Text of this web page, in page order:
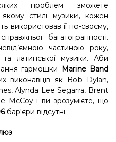
проблем зможете
якому стилі музики, кожен
використовав її по-своєму,
багатогранності.
частиною року,
латинської музики. Аби
гармошки
Marine Band
виконавців як Bob Dylan,
Alynda Lee Segarra, Brent
McCoy і ви зрозумієте, що
бар'єри відсутні.